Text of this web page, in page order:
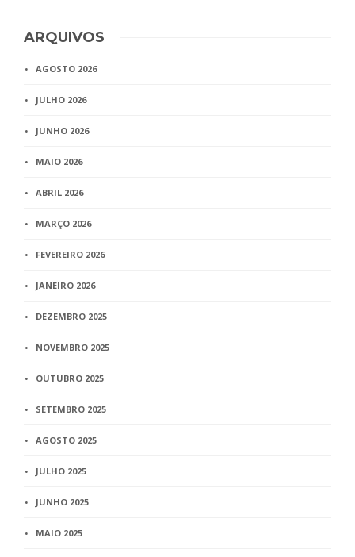
ARQUIVOS
AGOSTO 2026
JULHO 2026
JUNHO 2026
MAIO 2026
ABRIL 2026
MARÇO 2026
FEVEREIRO 2026
JANEIRO 2026
DEZEMBRO 2025
NOVEMBRO 2025
OUTUBRO 2025
SETEMBRO 2025
AGOSTO 2025
JULHO 2025
JUNHO 2025
MAIO 2025